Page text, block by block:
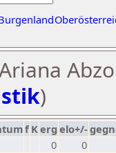
)
f Kerg elo+/-
0
0